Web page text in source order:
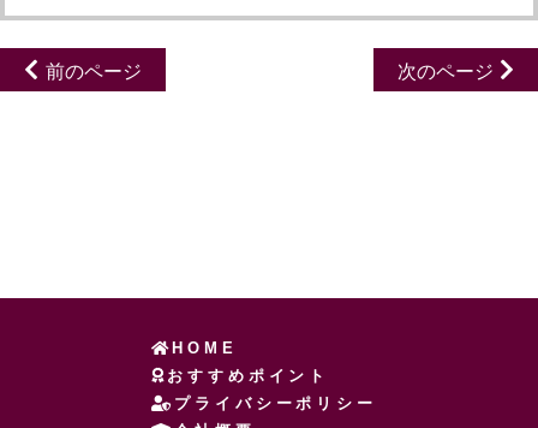
前のページ 次のページ
HOME
おすすめポイント
プライバシーポリシー